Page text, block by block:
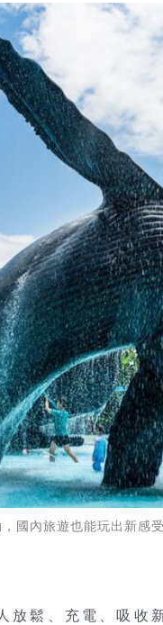
國內旅遊也能玩出新感
放鬆、充電、吸收